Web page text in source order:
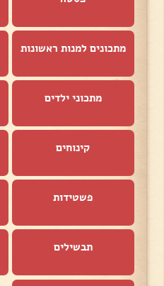
מתכונים למנות ראשונות
מתכוני ילדים
קינוחים
פשטידות
תבשילים